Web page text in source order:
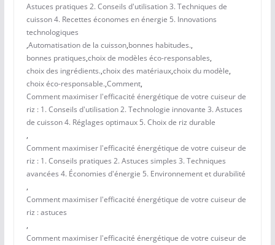
Astuces pratiques 2. Conseils d'utilisation 3. Techniques de
cuisson 4. Recettes économes en énergie 5. Innovations
technologiques
,Automatisation de la cuisson,bonnes habitudes.,
bonnes pratiques,choix de modèles éco-responsables,
choix des ingrédients.,choix des matériaux,choix du modèle,
choix éco-responsable.,Comment,
Comment maximiser l'efficacité énergétique de votre cuiseur de
riz : 1. Conseils d'utilisation 2. Technologie innovante 3. Astuces
de cuisson 4. Réglages optimaux 5. Choix de riz durable
,
Comment maximiser l'efficacité énergétique de votre cuiseur de
riz : 1. Conseils pratiques 2. Astuces simples 3. Techniques
avancées 4. Économies d'énergie 5. Environnement et durabilité
,
Comment maximiser l'efficacité énergétique de votre cuiseur de
riz : astuces
,
Comment maximiser l'efficacité énergétique de votre cuiseur de